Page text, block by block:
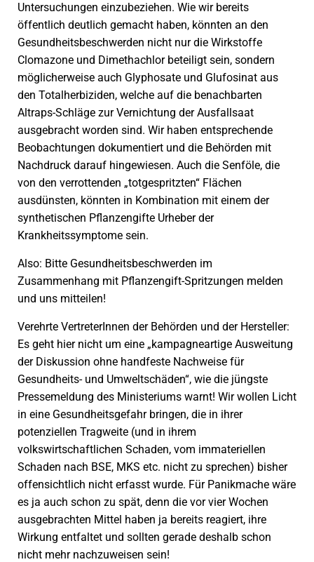
Untersuchungen einzubeziehen. Wie wir bereits
öffentlich deutlich gemacht haben, könnten an den
Gesundheitsbeschwerden nicht nur die Wirkstoffe
Clomazone und Dimethachlor beteiligt sein, sondern
möglicherweise auch Glyphosate und Glufosinat aus
den Totalherbiziden, welche auf die benachbarten
Altraps-Schläge zur Vernichtung der Ausfallsaat
ausgebracht worden sind. Wir haben entsprechende
Beobachtungen dokumentiert und die Behörden mit
Nachdruck darauf hingewiesen. Auch die Senföle, die
von den verrottenden „totgespritzten“ Flächen
ausdünsten, könnten in Kombination mit einem der
synthetischen Pflanzengifte Urheber der
Krankheitssymptome sein.
Also: Bitte Gesundheitsbeschwerden im
Zusammenhang mit Pflanzengift-Spritzungen melden
und uns mitteilen!
Verehrte VertreterInnen der Behörden und der Hersteller:
Es geht hier nicht um eine „kampagneartige Ausweitung
der Diskussion ohne handfeste Nachweise für
Gesundheits- und Umweltschäden“, wie die jüngste
Pressemeldung des Ministeriums warnt! Wir wollen Licht
in eine Gesundheitsgefahr bringen, die in ihrer
potenziellen Tragweite (und in ihrem
volkswirtschaftlichen Schaden, vom immateriellen
Schaden nach BSE, MKS etc. nicht zu sprechen) bisher
offensichtlich nicht erfasst wurde. Für Panikmache wäre
es ja auch schon zu spät, denn die vor vier Wochen
ausgebrachten Mittel haben ja bereits reagiert, ihre
Wirkung entfaltet und sollten gerade deshalb schon
nicht mehr nachzuweisen sein!